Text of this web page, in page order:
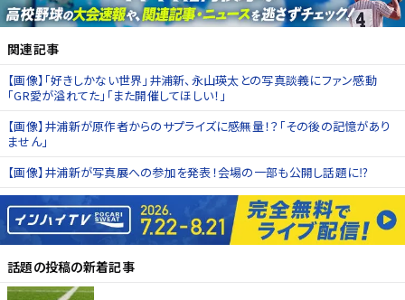
関連記事
【画像】「好きしかない世界」井浦新、永山瑛太との写真談義にファン感動
「GR愛が溢れてた」「また開催してほしい！」
【画像】井浦新が原作者からのサプライズに感無量！？「その後の記憶があり
ません」
【画像】井浦新が写真展への参加を発表！会場の一部も公開し話題に⁉
話題の投稿の新着記事